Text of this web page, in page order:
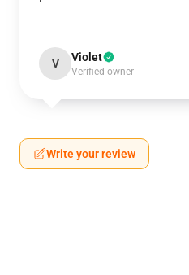
V Violet
Verified owner
Write your review